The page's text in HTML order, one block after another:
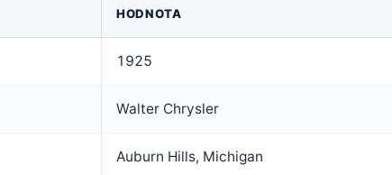
HODNOTA
1925
Walter Chrysler
Auburn Hills, Michigan